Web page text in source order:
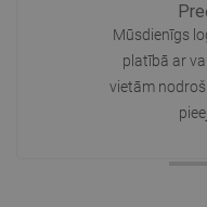
Mūsdienīgs
platībā ar
vietām